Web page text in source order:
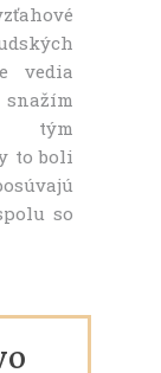
vedia
tým
to boli
so